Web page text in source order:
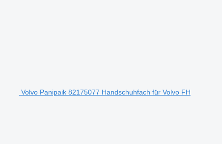
Volvo Panipaik 82175077 Handschuhfach für Volvo FH